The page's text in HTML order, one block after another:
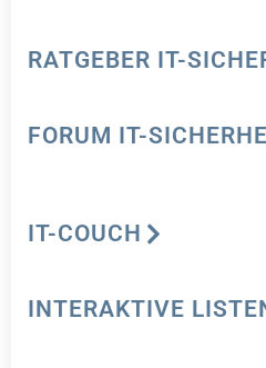
RATGEBER IT-
FORUM IT-
IT-COUCH
INTERAKTIVE